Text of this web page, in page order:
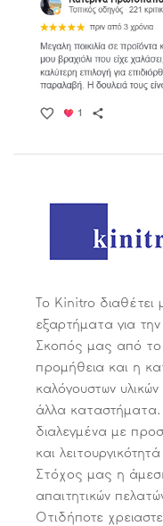
Το Kinitro διαθέτει
εξαρτήματα για
Σκοπός μας από το
προμήθεια και η
καλόγουστων
άλλα
διαλεγμένα με
και
Στόχος μας η
απαιτητικών
Οτιδήποτε